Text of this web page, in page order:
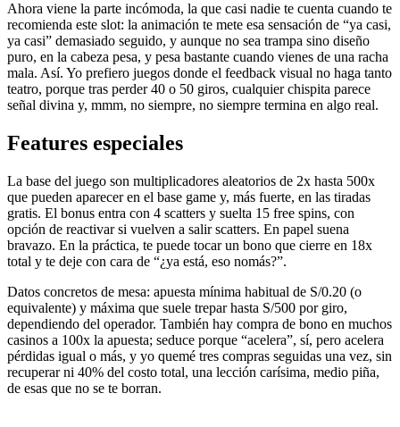
Ahora viene la parte incómoda, la que casi nadie te cuenta cuando te
recomienda este slot: la animación te mete esa sensación de “ya casi,
ya casi” demasiado seguido, y aunque no sea trampa sino diseño
puro, en la cabeza pesa, y pesa bastante cuando vienes de una racha
mala. Así. Yo prefiero juegos donde el feedback visual no haga tanto
teatro, porque tras perder 40 o 50 giros, cualquier chispita parece
señal divina y, mmm, no siempre, no siempre termina en algo real.
Features especiales
La base del juego son multiplicadores aleatorios de 2x hasta 500x
que pueden aparecer en el base game y, más fuerte, en las tiradas
gratis. El bonus entra con 4 scatters y suelta 15 free spins, con
opción de reactivar si vuelven a salir scatters. En papel suena
bravazo. En la práctica, te puede tocar un bono que cierre en 18x
total y te deje con cara de “¿ya está, eso nomás?”.
Datos concretos de mesa: apuesta mínima habitual de S/0.20 (o
equivalente) y máxima que suele trepar hasta S/500 por giro,
dependiendo del operador. También hay compra de bono en muchos
casinos a 100x la apuesta; seduce porque “acelera”, sí, pero acelera
pérdidas igual o más, y yo quemé tres compras seguidas una vez, sin
recuperar ni 40% del costo total, una lección carísima, medio piña,
de esas que no se te borran.